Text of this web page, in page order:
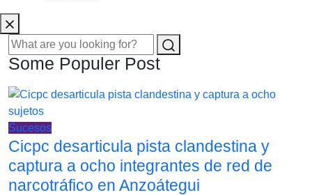
Some Populer Post
Sucesos
Cicpc desarticula pista clandestina y
captura a ocho integrantes de red de
narcotráfico en Anzoátegui